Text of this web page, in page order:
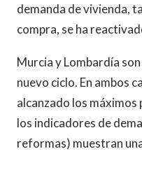
demanda de vivienda,
compra, se ha
Murcia y Lombardía
nuevo ciclo. En ambos
alcanzado los
los indicadores de
reformas) muestran